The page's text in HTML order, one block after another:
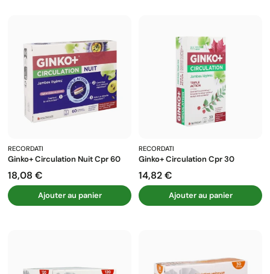
RECORDATI
Ginko+ Circulation Nuit Cpr 60
Prix
18,08 €
Ajouter au panier
RECORDATI
Ginko+ Circulation Cpr 30
Prix
14,82 €
Ajouter au panier